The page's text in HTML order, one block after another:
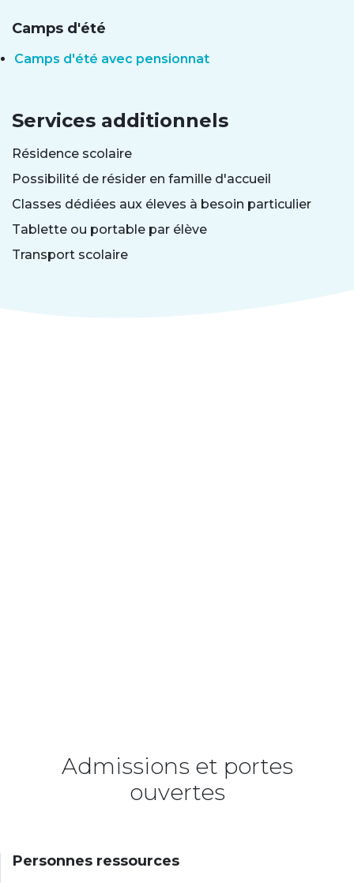
Camps d'été
Camps d'été avec pensionnat
Services additionnels
Résidence scolaire
Possibilité de résider en famille d'accueil
Classes dédiées aux éleves à besoin particulier
Tablette ou portable par élève
Transport scolaire
Admissions et portes
ouvertes
Personnes ressources